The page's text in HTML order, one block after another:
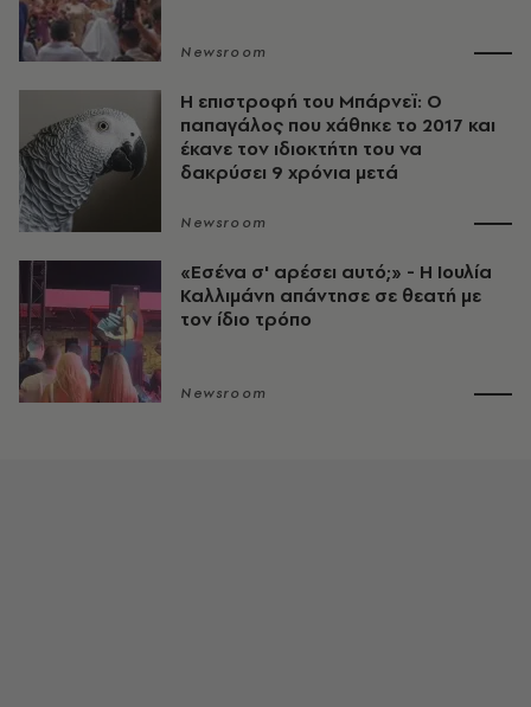
Newsroom
Η επιστροφή του Μπάρνεϊ: Ο
παπαγάλος που χάθηκε το 2017 και
έκανε τον ιδιοκτήτη του να
δακρύσει 9 χρόνια μετά
Newsroom
«Εσένα σ' αρέσει αυτό;» - Η Ιουλία
Καλλιμάνη απάντησε σε θεατή με
τον ίδιο τρόπο
Newsroom